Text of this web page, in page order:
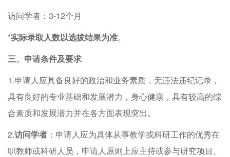
访问学者：3-12个月
*实际录取人数以选拔结果为准。
三、申请条件及要求
1.申请人应具备良好的政治和业务素质，无违法违纪记录，
具有良好的专业基础和发展潜力，身心健康，具有较高的综
合素质和发展潜力并在各方面表现突出。
2.访问学者 ：申请人应为具体从事教学或科研工作的优秀在
职教师或科研人员，申请人原则上应主持或参与研究项目、